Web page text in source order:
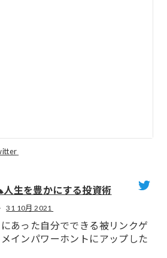
人生を豊かにする投資術
31 10月 2021
あった自分でできる被リンクゲ
インパワーホントにアップした